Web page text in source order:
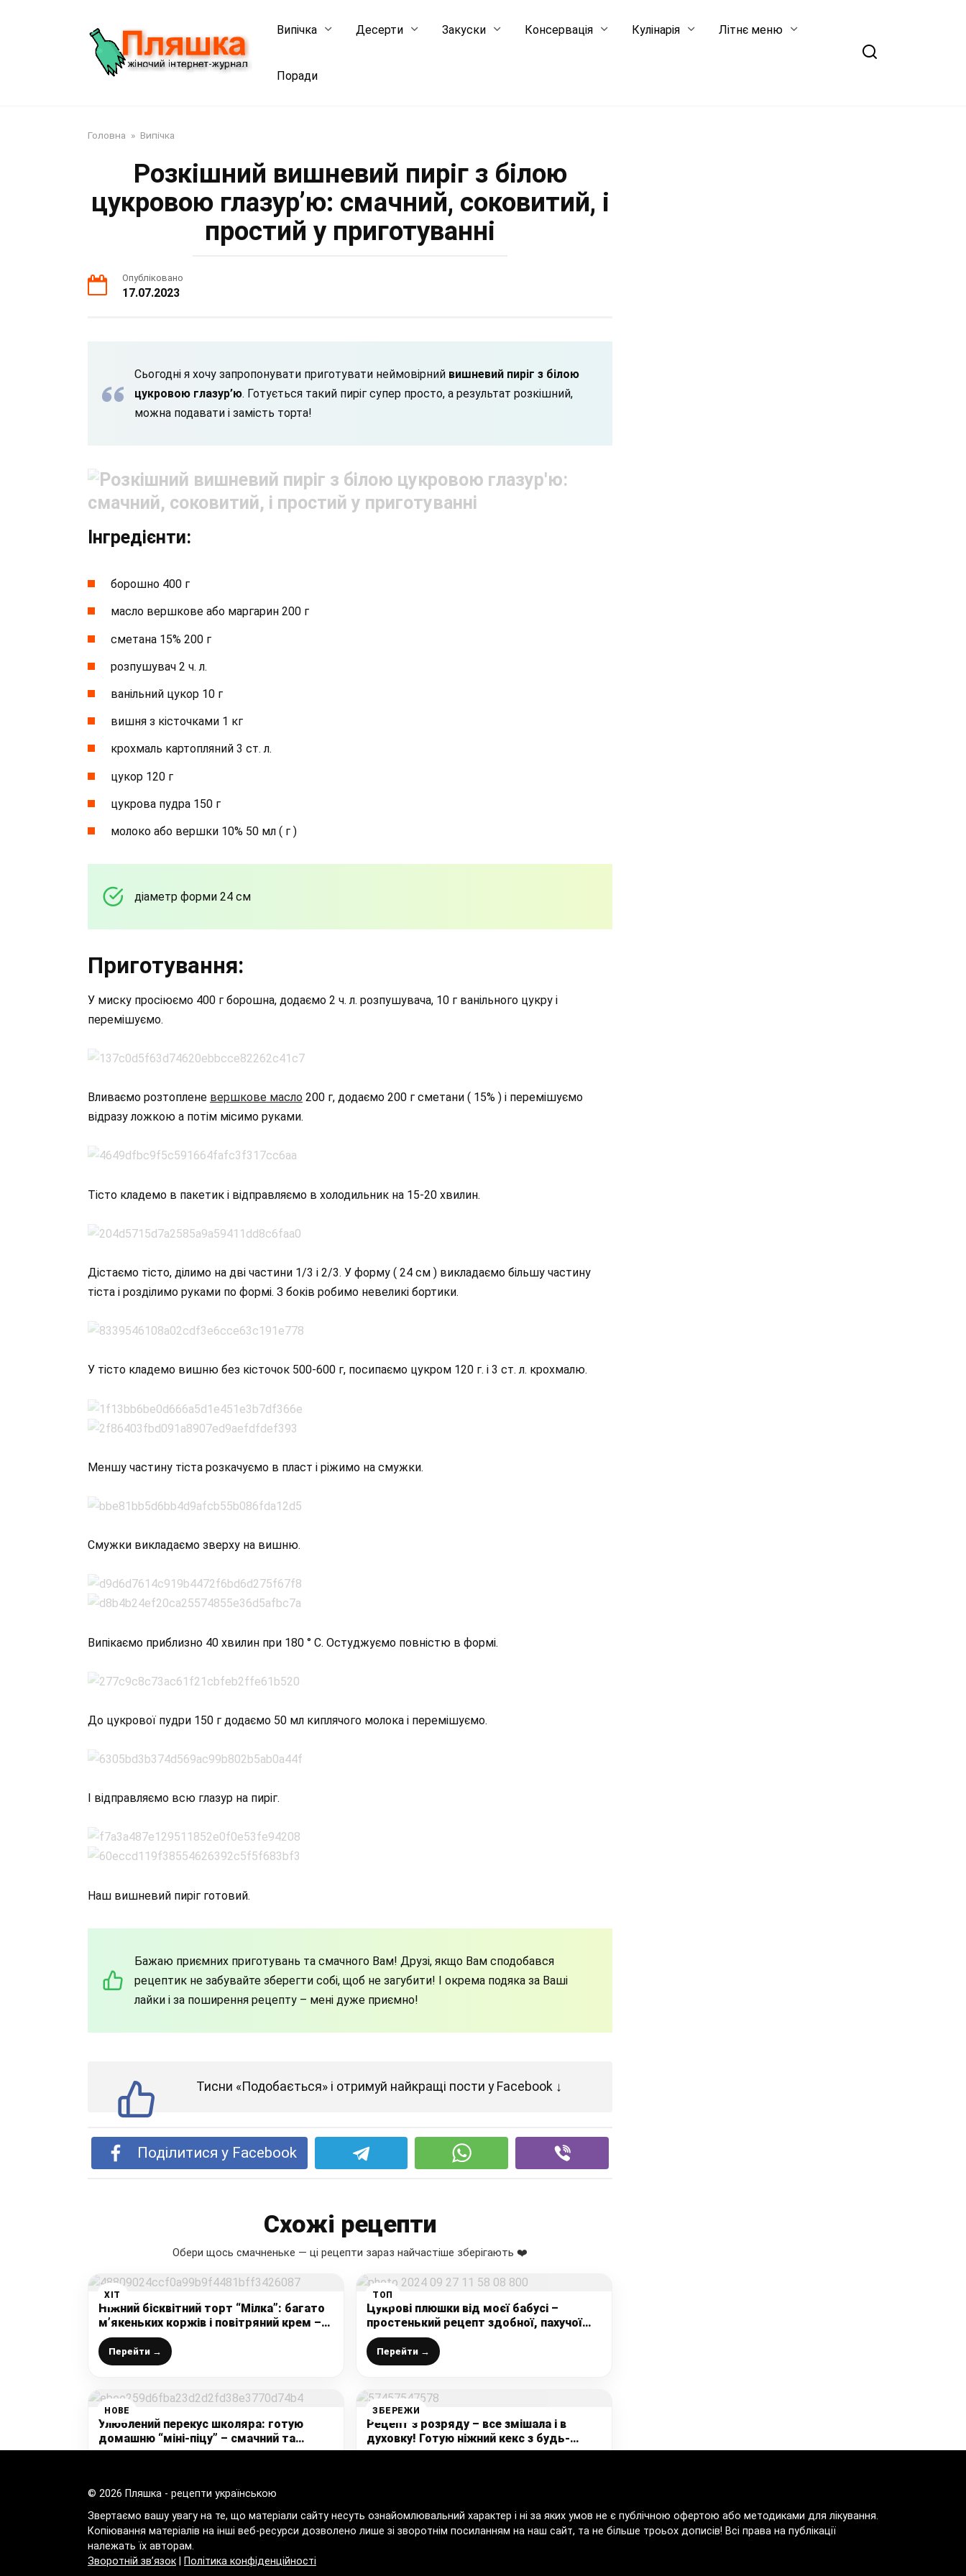
Випічка Десерти Закуски Консервація Кулінарія Літнє меню
Поради
Головна » Випічка
Розкішний вишневий пиріг з білою
цукровою глазур’ю: смачний, соковитий, і
простий у приготуванні
Опубліковано
17.07.2023
Сьогодні я хочу запропонувати приготувати неймовірний вишневий пиріг з білою
цукровою глазур’ю. Готується такий пиріг супер просто, а результат розкішний,
можна подавати і замість торта!
Інгредієнти:
борошно 400 г
масло вершкове або маргарин 200 г
сметана 15% 200 г
розпушувач 2 ч. л.
ванільний цукор 10 г
вишня з кісточками 1 кг
крохмаль картопляний 3 ст. л.
цукор 120 г
цукрова пудра 150 г
молоко або вершки 10% 50 мл ( г )
діаметр форми 24 см
Приготування:
У миску просіюємо 400 г борошна, додаємо 2 ч. л. розпушувача, 10 г ванільного цукру і
перемішуємо.
Вливаємо розтоплене вершкове масло 200 г, додаємо 200 г сметани ( 15% ) і перемішуємо
відразу ложкою а потім місимо руками.
Тісто кладемо в пакетик і відправляємо в холодильник на 15-20 хвилин.
Дістаємо тісто, ділимо на дві частини 1/3 і 2/3. У форму ( 24 см ) викладаємо більшу частину
тіста і розділимо руками по формі. З боків робимо невеликі бортики.
У тісто кладемо вишню без кісточок 500-600 г, посипаємо цукром 120 г. і 3 ст. л. крохмалю.
Меншу частину тіста розкачуємо в пласт і ріжимо на смужки.
Смужки викладаємо зверху на вишню.
Випікаємо приблизно 40 хвилин при 180 ° C. Остуджуємо повністю в формі.
До цукрової пудри 150 г додаємо 50 мл киплячого молока і перемішуємо.
І відправляємо всю глазур на пиріг.
Наш вишневий пиріг готовий.
Бажаю приємних приготувань та смачного Вам! Друзі, якщо Вам сподобався
рецептик не забувайте зберегти собі, щоб не загубити! І окрема подяка за Ваші
лайки і за поширення рецепту – мені дуже приємно!
Тисни «Подобається» і отримуй найкращі пости у Facebook ↓
Поділитися у Facebook
Схожі рецепти
Обери щось смачненьке — ці рецепти зараз найчастіше зберігають ❤️
ХІТ
Ніжний бісквітний торт “Мілка”: багато
м’якеньких коржів і повітряний крем –
це дуже смачно і буквально тане в роті
Перейти →
ТОП
Цукрові плюшки від моєї бабусі –
простенький рецепт здобної, пахучої
випічки родом з дитинства
Перейти →
НОВЕ
Улюблений перекус школяра: готую
домашню “міні-піцу” – смачний та
простий рецепт
ЗБЕРЕЖИ
Рецепт з розряду – все змішала і в
духовку! Готую ніжний кекс з будь-
якими ягодами чи фруктами
© 2026 Пляшка - рецепти українською
Звертаємо вашу увагу на те, що матеріали сайту несуть ознайомлювальний характер і ні за яких умов не є публічною офертою або методиками для лікування.
Копіювання матеріалів на інші веб-ресурси дозволено лише зі зворотнім посиланням на наш сайт, та не більше троьох дописів! Всі права на публікації
належать їх авторам.
Зворотній зв’язок
Політика конфіденційності